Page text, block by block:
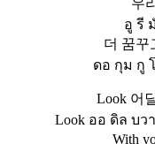
อู รี
더 꿈꾸
ดอ กุม กู
Look 어
Look ออ ดิล บว
With